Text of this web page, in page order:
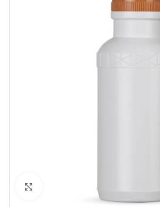
Clique para ampliar